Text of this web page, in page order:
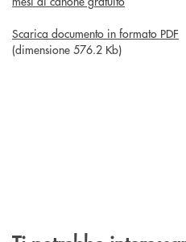
Scarica documento in formato PDF
(dimensione 576.2 Kb)